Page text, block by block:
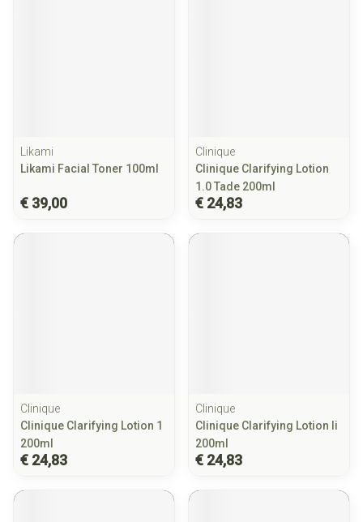
Likami
Likami Facial Toner 100ml
€ 39,00
Clinique
Clinique Clarifying Lotion
1.0 Tade 200ml
€ 24,83
Clinique
Clinique Clarifying Lotion 1
200ml
€ 24,83
Clinique
Clinique Clarifying Lotion Ii
200ml
€ 24,83